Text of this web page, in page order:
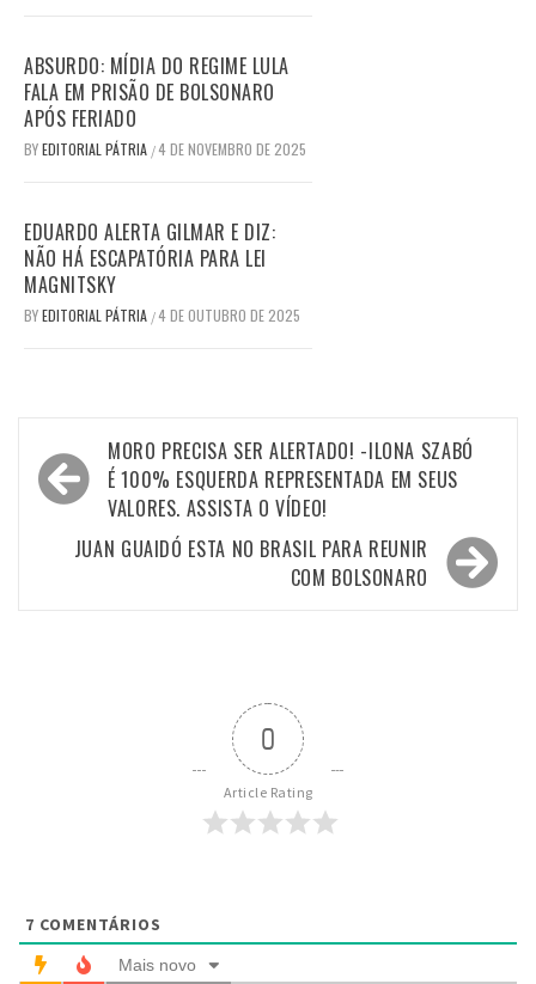
ABSURDO: MÍDIA DO REGIME LULA
FALA EM PRISÃO DE BOLSONARO
APÓS FERIADO
BYEDITORIAL PÁTRIA /4 DE NOVEMBRO DE 2025
EDUARDO ALERTA GILMAR E DIZ:
NÃO HÁ ESCAPATÓRIA PARA LEI
MAGNITSKY
BYEDITORIAL PÁTRIA /4 DE OUTUBRO DE 2025
Navegação
de
Post
MORO PRECISA SER ALERTADO! -ILONA SZABÓ
É 100% ESQUERDA REPRESENTADA EM SEUS
VALORES. ASSISTA O VÍDEO!
JUAN GUAIDÓ ESTA NO BRASIL PARA REUNIR
COM BOLSONARO
0
Article Rating
7 COMENTÁRIOS
Mais novo